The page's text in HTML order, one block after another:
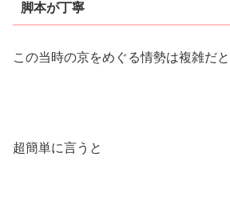
脚本が丁寧
この当時の京をめぐる情勢は複雑だと
超簡単に言うと